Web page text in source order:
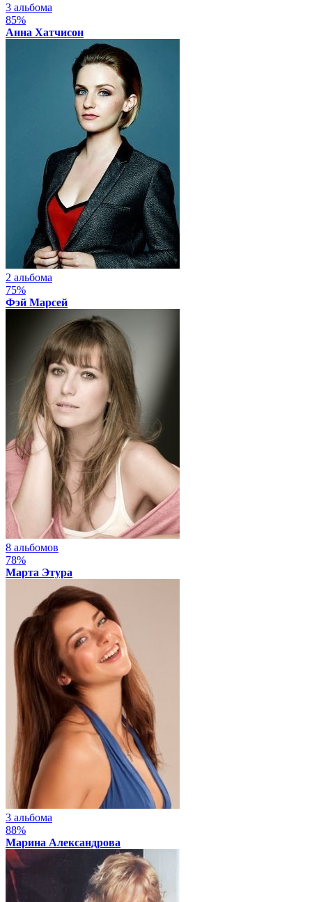
3 альбома
85%
Анна Хатчисон
2 альбома
75%
Фэй Марсей
8 альбомов
78%
Марта Этура
3 альбома
88%
Марина Александрова